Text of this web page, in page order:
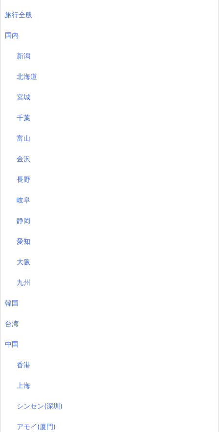
旅行全般
国内
新潟
北海道
宮城
千葉
富山
金沢
長野
岐阜
静岡
愛知
大阪
九州
韓国
台湾
中国
香港
上海
シンセン(深圳)
アモイ(厦門)